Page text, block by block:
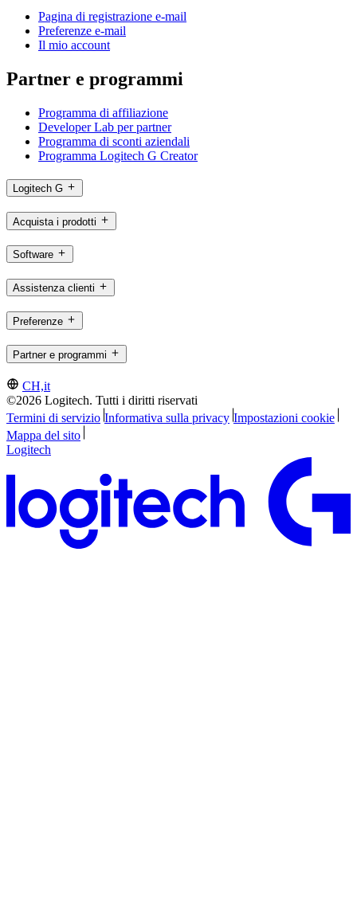
Pagina di registrazione e-mail
Preferenze e-mail
Il mio account
Partner e programmi
Programma di affiliazione
Developer Lab per partner
Programma di sconti aziendali
Programma Logitech G Creator
Logitech G
Acquista i prodotti
Software
Assistenza clienti
Preferenze
Partner e programmi
CH,it
©2026 Logitech. Tutti i diritti riservati
Termini di servizio Informativa sulla privacy Impostazioni cookie
Mappa del sito
Logitech